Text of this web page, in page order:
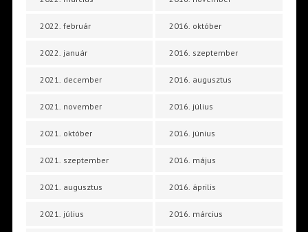
2022. február
2022. január
2021. december
2021. november
2021. október
2021. szeptember
2021. augusztus
2021. július
2016. október
2016. szeptember
2016. augusztus
2016. július
2016. június
2016. május
2016. április
2016. március